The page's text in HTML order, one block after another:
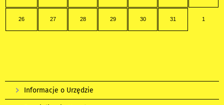
26 27 28 29 30 31 1
Informacje o Urzędzie